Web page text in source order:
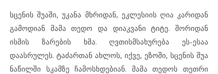
სცენის შუაში, უკანა მხრიდან, ეკლესიის ღია კარიდან
გამოდიან მამა თედო და დიაკვანი ტიტე. შორიდან
ისმის ზარების ხმა. ღვთისმსახურება ეს-ესაა
დაასრულეს. ტაძართან ახლოს, იქვე, ეზოში, სცენის შუა
ნაწილში სკამზე ჩამოსხდებიან. მამა თედოს თეთრი